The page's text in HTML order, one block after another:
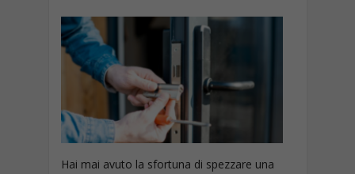
Hai mai avuto la sfortuna di spezzare una